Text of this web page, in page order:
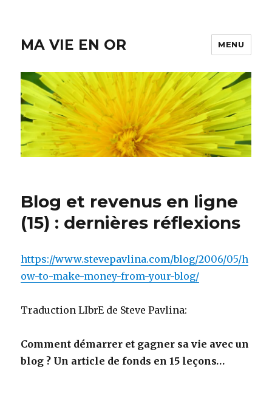
MA VIE EN OR MENU
Blog et revenus en ligne
(15) : dernières réflexions
https://www.stevepavlina.com/blog/2006/05/h
ow-to-make-money-from-your-blog/
Traduction LIbrE de Steve Pavlina:
Comment démarrer et gagner sa vie avec un
blog ? Un article de fonds en 15 leçons…